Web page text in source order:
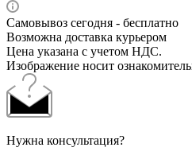
Самовывоз сегодня - бесплатно
Возможна доставка курьером
Цена указана с учетом НДС.
Изображение носит
Нужна консультация?